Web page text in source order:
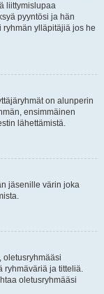
liittymislupaa
pyyntösi ja hän
ryhmän ylläpitäjiä jos he
on alunperin
ensimmäinen
lähettämistä.
jäsenille värin joka
oletusryhmääsi
ryhmäväriä ja titteliä.
oletusryhmääsi